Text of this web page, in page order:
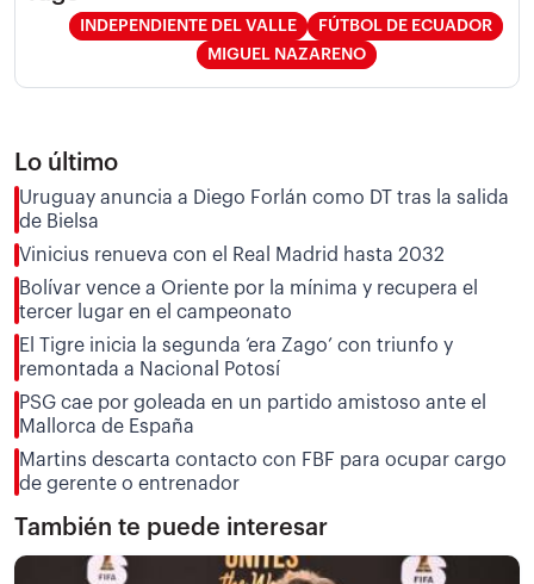
INDEPENDIENTE DEL VALLE
FÚTBOL DE ECUADOR
MIGUEL NAZARENO
Lo último
Uruguay anuncia a Diego Forlán como DT tras la salida
de Bielsa
Vinicius renueva con el Real Madrid hasta 2032
Bolívar vence a Oriente por la mínima y recupera el
tercer lugar en el campeonato
El Tigre inicia la segunda ‘era Zago’ con triunfo y
remontada a Nacional Potosí
PSG cae por goleada en un partido amistoso ante el
Mallorca de España
Martins descarta contacto con FBF para ocupar cargo
de gerente o entrenador
También te puede interesar